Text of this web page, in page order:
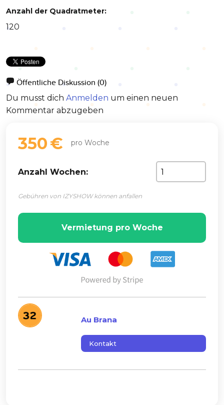
Anzahl der Quadratmeter:
120
Öffentliche Diskussion (0)
Du musst dich Anmelden um einen neuen
Kommentar abzugeben
350 € pro Woche
Anzahl Wochen:
Gebühren von IZYSHOW können anfallen
Vermietung pro Woche
Au Brana
Kontakt